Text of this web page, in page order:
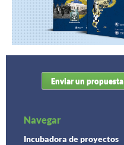
Enviar un propuesta
Navegar
Incubadora de proyectos